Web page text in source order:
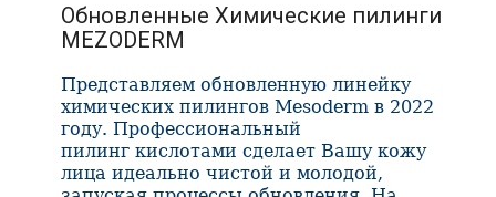
Обновленные Химические пилинги
MEZODERM
Представляем обновленную линейку
химических пилингов Mesoderm в 2022
году. Профессиональный
пилинг кислотами сделает Вашу кожу
лица идеально чистой и молодой,